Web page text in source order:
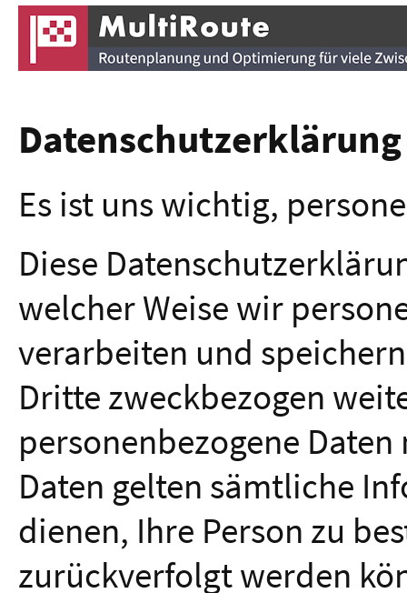
Es ist uns wichtig,
Diese
welcher Weise wir
verarbeiten und
Dritte zweckbezogen
personenbezogene
Daten gelten sämtliche
dienen, Ihre Person zu
zurückverfolgt werden